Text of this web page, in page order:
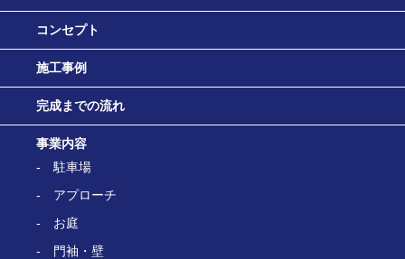
コンセプト
施工事例
完成までの流れ
事業内容
駐車場
アプローチ
お庭
門袖・壁